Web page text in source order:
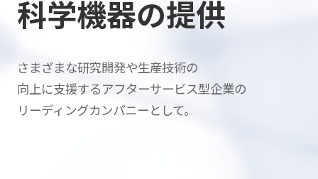
科学機器の提供
さまざまな研究開発や生産技術の
向上に支援するアフターサービス型企業の
リーディングカンパニーとして。